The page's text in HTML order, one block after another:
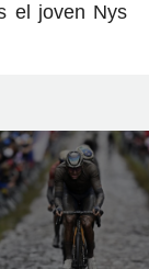
el joven Nys